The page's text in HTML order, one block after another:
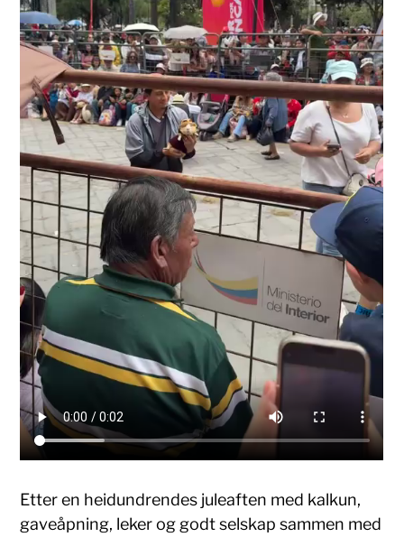
Etter en heidundrendes juleaften med kalkun,
gaveåpning, leker og godt selskap sammen med